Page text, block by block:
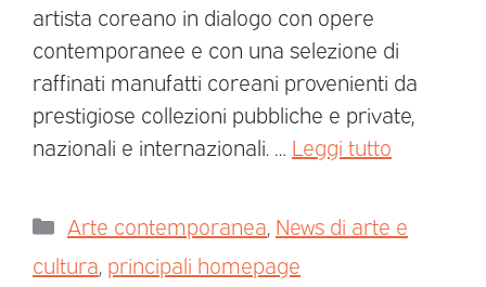
artista coreano in dialogo con opere
contemporanee e con una selezione di
raffinati manufatti coreani provenienti da
prestigiose collezioni pubbliche e private,
nazionali e internazionali. … Leggi tutto
Arte contemporanea News di arte e
cultura principali homepage